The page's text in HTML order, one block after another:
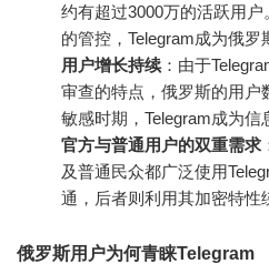
约有超过3000万的活跃用
的管控，Telegram成为俄罗
用户增长持续：由于
审查的特点，俄罗斯的用户
敏感时期，Telegram成为信
官方与普通用户的双重需求
及普通民众都广泛使用
通，后者则利用其加密特性
俄罗斯用户为何青睐Telegram